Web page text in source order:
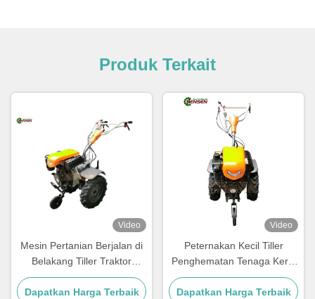
Produk Terkait
Video
Mesin Pertanian Berjalan di
Belakang Tiller Traktor
Pertanian 10hp Dua Roda
Traktor Diesel Mini
Dapatkan Harga Terbaik
Video
Peternakan Kecil Tiller
Penghematan Tenaga Kerja
dengan Mesin Diesel 9HP
dan pegangan diatur
Dapatkan Harga Terbaik